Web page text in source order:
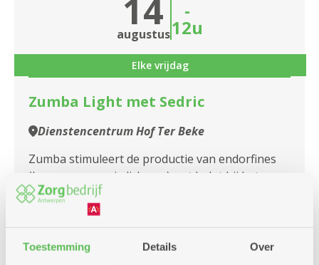
Toestemming Details Over
14
augustus
-
12u
Elke vrijdag
Zumba Light met Sedric
Dienstencentrum Hof Ter Beke
Zumba stimuleert de productie van endorfines
(hormonen van je lichaam) wat helpt bij het
verminderen van stress en angst Iedereen
welkom Vooraf insc...
Meer info